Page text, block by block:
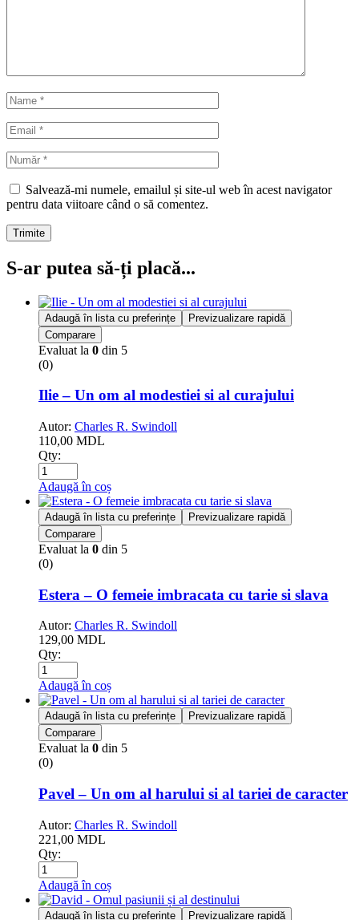
Salvează-mi numele, emailul și site-ul web în acest navigator
pentru data viitoare când o să comentez.
Trimite
S-ar putea să-ți placă...
Adaugă în lista cu preferințe
Previzualizare rapidă
Comparare
Evaluat la 0 din 5
(0)
Ilie – Un om al modestiei si al curajului
Autor: Charles R. Swindoll
110,00 MDL
Qty:
Adaugă în coș
Adaugă în lista cu preferințe
Previzualizare rapidă
Comparare
Evaluat la 0 din 5
(0)
Estera – O femeie imbracata cu tarie si slava
Autor: Charles R. Swindoll
129,00 MDL
Qty:
Adaugă în coș
Adaugă în lista cu preferințe
Previzualizare rapidă
Comparare
Evaluat la 0 din 5
(0)
Pavel – Un om al harului si al tariei de caracter
Autor: Charles R. Swindoll
221,00 MDL
Qty:
Adaugă în coș
Adaugă în lista cu preferințe Previzualizare rapidă